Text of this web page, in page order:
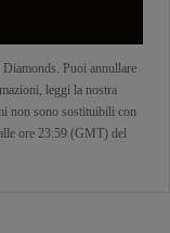
Puoi annullare
leggi la nostra
non sono sostituibili con
ore 23:59 (GMT) del